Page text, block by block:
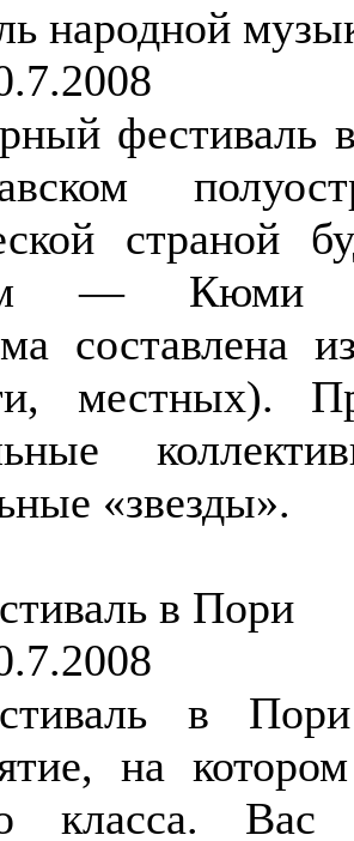
народной
фестиваль
страной
— Кюми
составлена
местных).
«звезды».
в Пори
в
на
класса. Вас